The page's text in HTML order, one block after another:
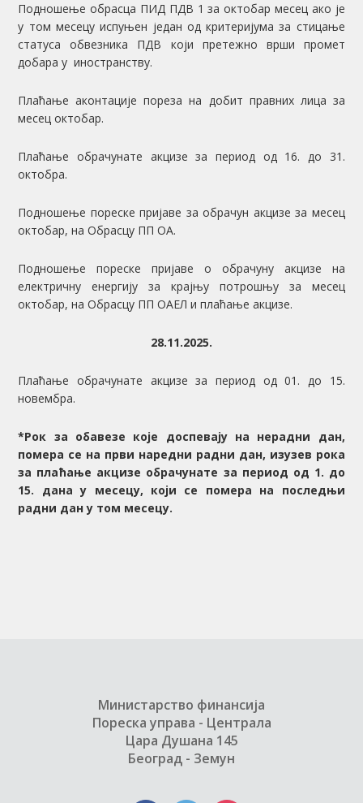
Подношење обрасца ПИД ПДВ 1 за октобар месец ако је
у том месецу испуњен један од критеријума за стицање
статуса обвезника ПДВ који претежно врши промет
добара у иностранству.
Плаћање аконтације пореза на добит правних лица за
месец октобар.
Плаћање обрачунате акцизе за период од 16. до 31.
октобра.
Подношење пореске пријаве за обрачун акцизе за месец
октобар, на Обрасцу ПП ОА.
Подношење пореске пријаве о обрачуну акцизе на
електричну енергију за крајњу потрошњу за месец
октобар, на Обрасцу ПП ОАЕЛ и плаћање акцизе.
28.11.2025.
Плаћање обрачунате акцизе за период од 01. до 15.
новембра.
*Рок за обавезе које доспевају на нерадни дан,
помера се на први наредни радни дан, изузев рока
за плаћање акцизе обрачунате за период од 1. до
15. дана у месецу, који се помера на последњи
радни дан у том месецу.
Министарство финансија
Пореска управа - Централа
Цара Душана 145
Београд - Земун